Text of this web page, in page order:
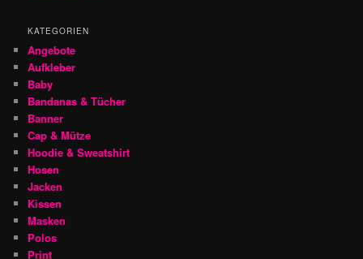
KATEGORIEN
Angebote
Aufkleber
Baby
Bandanas & Tücher
Banner
Cap & Mütze
Hoodie & Sweatshirt
Hosen
Jacken
Kissen
Masken
Polos
Print